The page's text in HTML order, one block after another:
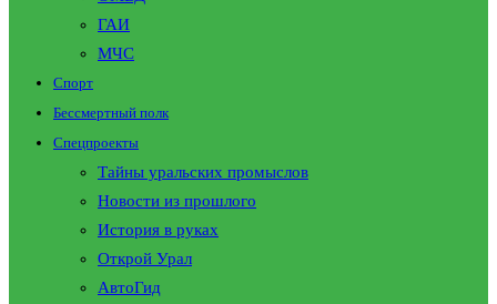
ГАИ
МЧС
Спорт
Бессмертный полк
Спецпроекты
Тайны уральских промыслов
Новости из прошлого
История в руках
Открой Урал
АвтоГид